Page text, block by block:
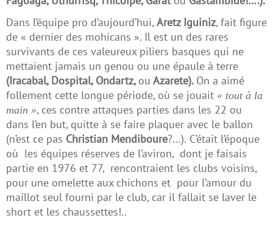
Dans l’équipe pro d’aujourd’hui, Aretz Iguiniz, fait figure
de « dernier des mohicans ». Il est un des rares
survivants de ces valeureux piliers basques qui ne
mettaient jamais un genou ou une épaule à terre
(Iracabal, Dospital, Ondartz, ou Azarete). On a aimé
follement cette longue période, où se jouait « tout à la
main », ces contre attaques parties dans les 22 ou
dans l’en but, quitte à se faire plaquer avec le ballon
(n’est ce pas Christian Mendiboure?…). C’était l’époque
où les équipes réserves de l’aviron, dont je faisais
partie en 1976 et 77, rencontraient les clubs voisins,
pour une omelette aux chichons et pour l’amour du
maillot seul fourni par le club, car il fallait se laver le
short et les chaussettes!..